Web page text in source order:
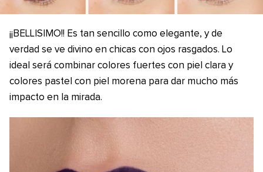
¡¡BELLISIMO!! Es tan sencillo como elegante, y de
verdad se ve divino en chicas con ojos rasgados. Lo
ideal será combinar colores fuertes con piel clara y
colores pastel con piel morena para dar mucho más
impacto en la mirada.